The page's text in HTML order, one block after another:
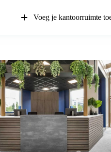
Voeg je kantoorruimte